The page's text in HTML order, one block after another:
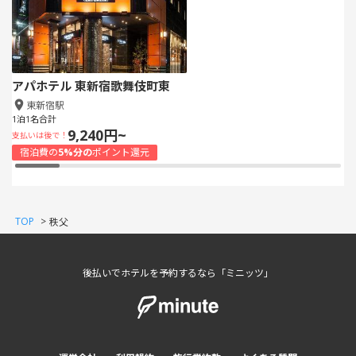
アパホテル 東新宿歌舞伎町東
東新宿駅
1泊1名合計
支払いは後で！ 9,240円~
宿泊費の5%分のポイント還元
TOP > 秩父
後払いでホテルを予約するなら「ミニッツ」